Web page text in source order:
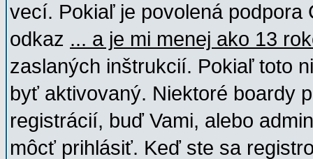
vecí. Pokiaľ je povolená podpora
odkaz ... a je mi menej ako 13
zaslaných inštrukcií. Pokiaľ toto
byť aktivovaný. Niektoré boardy
registrácií, buď Vami, alebo
môcť prihlásiť. Keď ste sa